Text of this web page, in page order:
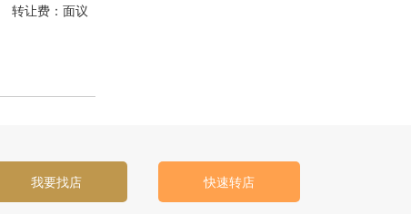
转让费：面议
我要找店 快速转店